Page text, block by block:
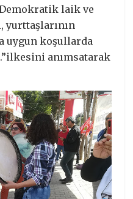
laik ve
yurttaşlarının
uygun koşullarda
anımsatarak